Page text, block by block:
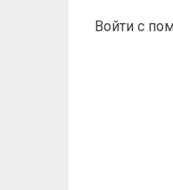
Войти с